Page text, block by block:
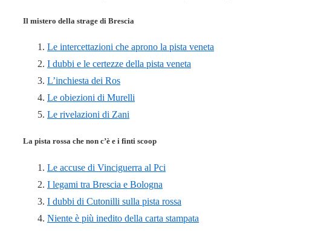
Il mistero della strage di Brescia
Le intercettazioni che aprono la pista veneta
I dubbi e le certezze della pista veneta
L’inchiesta dei Ros
Le obiezioni di Murelli
Le rivelazioni di Zani
La pista rossa che non c’è e i finti scoop
Le accuse di Vinciguerra al Pci
I legami tra Brescia e Bologna
I dubbi di Cutonilli sulla pista rossa
Niente è più inedito della carta stampata